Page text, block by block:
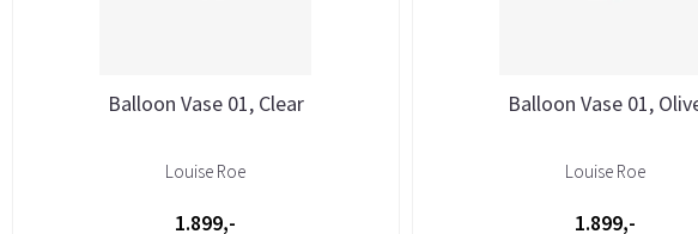
Balloon Vase 01, Clear
Louise Roe
1.899,-
Balloon Vase 01,
Louise Roe
1.899,-